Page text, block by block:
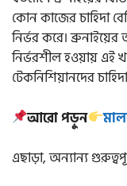
কোন কাজের চাহিদা
নির্ভর করে।
নির্ভরশীল হওয়ায় এই
টেকনিশিয়ানদের
আরো পড়ুন
এছাড়া, অন্যান্য